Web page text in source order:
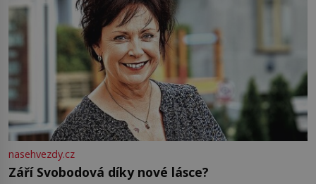
nasehvezdy.cz
Září Svobodová díky nové lásce?